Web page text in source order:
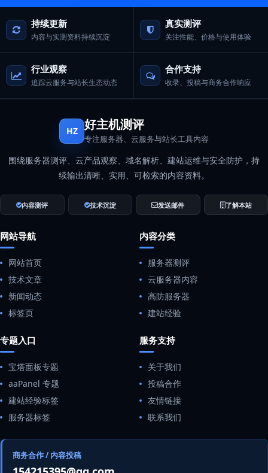
持续更新
内容与实测资料持续沉淀
真实测评
关注性能、价格与使用体验
行业观察
追踪云服务与站长生态动态
合作支持
收录、投稿与商务合作响应
HZ 好主机测评
专注服务器、云服务与站长工具内容
围绕服务器测评、云产品观察、域名解析、建站运维与安全防护，持
续输出清晰、实用、可检索的内容资料。
内容测评 技术沉淀 发送邮件 了解本站
网站导航
网站首页
技术文章
新闻动态
标签页
内容分类
服务器测评
云服务器内容
高防服务器
建站经验
专题入口
宝塔面板专题
aaPanel 专题
建站经验标签
服务器标签
服务支持
关于我们
投稿合作
友情链接
联系我们
商务合作 / 内容投稿